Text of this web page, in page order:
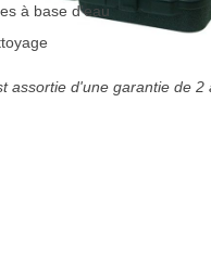
à base d'eau
assortie d'une garantie de 2